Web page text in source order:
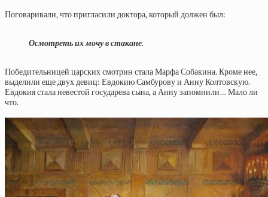
Поговаривали, что пригласили доктора, который должен был:
Осмотреть их мочу в стакане.
Победительницей царских смотрин стала Марфа Собакина. Кроме нее,
выделили еще двух девиц: Евдокию Самбурову и Анну Колтовскую.
Евдокия стала невестой государева сына, а Анну запомнили… Мало ли
что.